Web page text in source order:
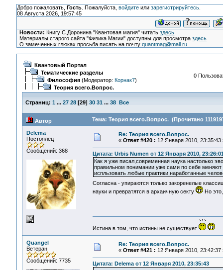
Добро пожаловать, Гость. Пожалуйста, войдитеили зарегистрируйтесь.
08 Августа 2026, 19:57:45
Новости: Книгу С.Доронина "Квантовая магия" читатьздесь
Материалы старого сайта "Физика Магии" доступны для просмотраздесь
О замеченных глюках просьба писать на почтуquantmag@mail.ru
Квантовый Портал
Тематические разделы
Философия(Модератор: Корнак7)
Теория всего.Вопрос.
0
Страниц: 1 ... 27 28[29] 30 31 ... 38 Все
Автор Тема: Теория всего.Вопрос. (Прочитано
Delema
Постоялец
Сообщений: 368
Re: Теория всего.Вопрос.
« Ответ #420 : 12 Января 2010, 23:35:43
Цитата: Urbis Numen от 12 Января 2010,
Как я уже писал,современная наука настолько
правильном понимании уже сами по себе меняют
испльзовать любые практики,наработанные
Согласна - упираются только закоренелые
науки и превратятся в архаичную секту
Но это,
Истина в том, что истины не существует
Quangel
Ветеран
Сообщений: 7735
Re: Теория всего.Вопрос.
« Ответ #421 : 12 Января 2010, 23:42:37
Цитата: Delema от 12 Января 2010, 23:35:43